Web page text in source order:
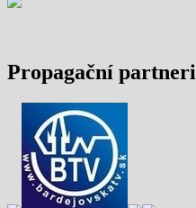
Propagační partneri